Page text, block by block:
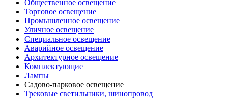
Общественное освещение
Торговое освещение
Промышленное освещение
Уличное освещение
Специальное освещение
Аварийное освещение
Архитектурное освещение
Комплектующие
Лампы
Садово-парковое освещение
Трековые светильники, шинопровод